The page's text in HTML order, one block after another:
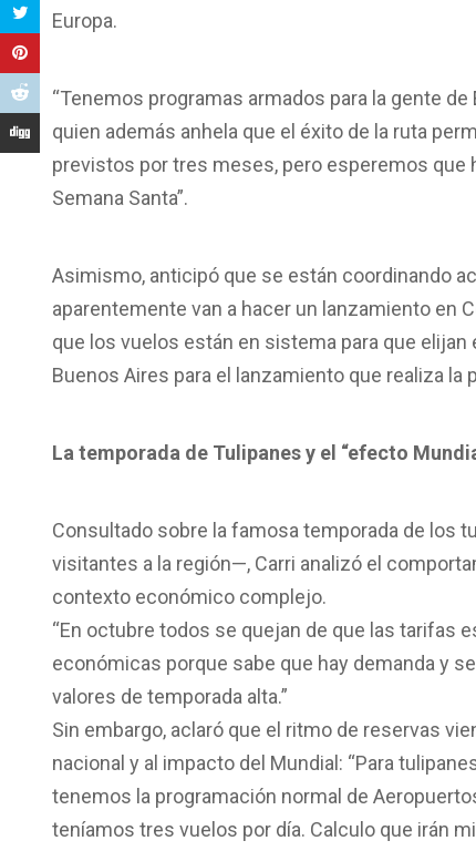
Europa.
“Tenemos programas armados para la gente
quien además anhela que el éxito de la ruta
previstos por tres meses, pero esperemos que
Semana Santa”.
Asimismo, anticipó que se están coordinando
aparentemente van a hacer un lanzamiento en
que los vuelos están en sistema para que
Buenos Aires para el lanzamiento que realiza la
La temporada de Tulipanes y el “efecto
Consultado sobre la famosa temporada de los
visitantes a la región—, Carri analizó el
contexto económico complejo.
“En octubre todos se quejan de que las tarifas
económicas porque sabe que hay demanda y
valores de temporada alta.”
Sin embargo, aclaró que el ritmo de reservas
nacional y al impacto del Mundial: “Para
tenemos la programación normal de
teníamos tres vuelos por día. Calculo que irán